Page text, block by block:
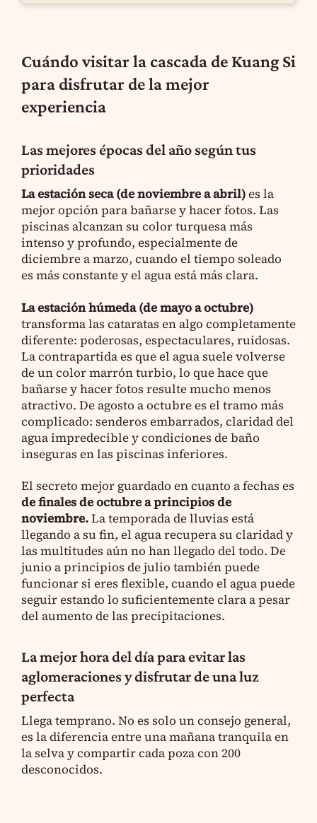
Cuándo visitar la cascada de Kuang Si
para disfrutar de la mejor
experiencia
Las mejores épocas del año según tus
prioridades
La estación seca (de noviembre a abril)es la
mejor opción para bañarse y hacer fotos. Las
piscinas alcanzan su color turquesa más
intenso y profundo, especialmente de
diciembre a marzo, cuando el tiempo soleado
es más constante y el agua está más clara.
La estación húmeda (de mayo a octubre)
transforma las cataratas en algo completamente
diferente: poderosas, espectaculares, ruidosas.
La contrapartida es que el agua suele volverse
de un color marrón turbio, lo que hace que
bañarse y hacer fotos resulte mucho menos
atractivo. De agosto a octubre es el tramo más
complicado: senderos embarrados, claridad del
agua impredecible y condiciones de baño
inseguras en las piscinas inferiores.
El secreto mejor guardado en cuanto a fechas es
de finales de octubre a principios de
noviembre.La temporada de lluvias está
llegando a su fin, el agua recupera su claridad y
las multitudes aún no han llegado del todo. De
junio a principios de julio también puede
funcionar si eres flexible, cuando el agua puede
seguir estando lo suficientemente clara a pesar
del aumento de las precipitaciones.
La mejor hora del día para evitar las
aglomeraciones y disfrutar de una luz
perfecta
Llega temprano. No es solo un consejo general,
es la diferencia entre una mañana tranquila en
la selva y compartir cada poza con 200
desconocidos.